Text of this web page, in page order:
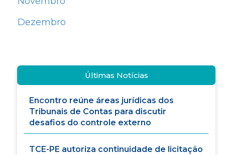
Dezembro
Últimas Notícias
Encontro reúne áreas jurídicas dos
Tribunais de Contas para discutir
desafios do controle externo
TCE-PE autoriza continuidade de licitação